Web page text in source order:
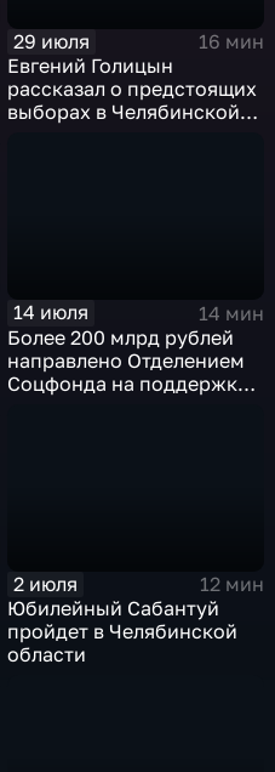
29 июля
16 мин
Евгений Голицын
рассказал о предстоящих
выборах в Челябинской
14 июля
14 мин
Более 200 млрд рублей
направлено Отделением
Соцфонда на поддержку
2 июля
12 мин
Юбилейный Сабантуй
пройдет в Челябинской
области